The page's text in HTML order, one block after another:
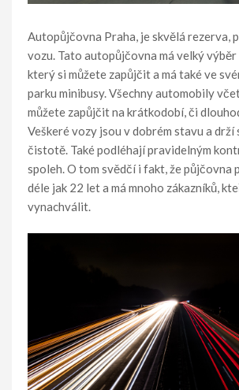
Autopůjčovna Praha, je skvělá rezerva,
vozu. Tato autopůjčovna má velký výběr
který si můžete zapůjčit a má také ve
parku minibusy. Všechny automobily
můžete zapůjčit na krátkodobí, či
Veškeré vozy jsou v dobrém stavu a drží
čistotě. Také podléhají pravidelným
spoleh. O tom svědčí i fakt, že půjčovna
déle jak 22 let a má mnoho zákazníků,
vynachválit.